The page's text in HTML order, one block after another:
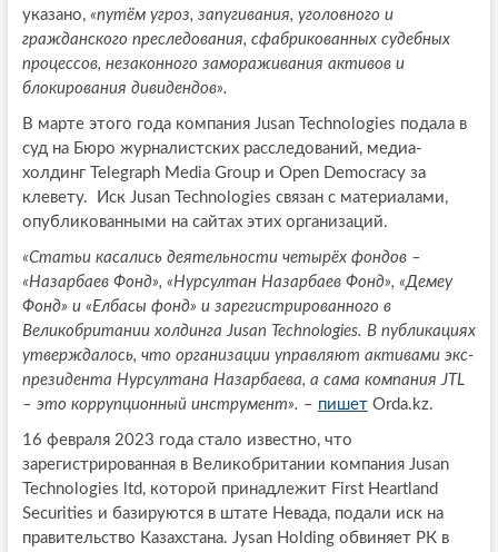
указано, «путём угроз, запугивания, уголовного и
гражданского преследования, сфабрикованных судебных
процессов, незаконного замораживания активов и
блокирования дивидендов».
В марте этого года компания Jusan Technologies подала в
суд на Бюро журналистских расследований, медиа-
холдинг Telegraph Media Group и Open Democracy за
клевету. Иск Jusan Technologies связан с материалами,
опубликованными на сайтах этих организаций.
«Статьи касались деятельности четырёх фондов –
«Назарбаев Фонд», «Нурсултан Назарбаев Фонд», «Демеу
Фонд» и «Елбасы фонд» и зарегистрированного в
Великобритании холдинга Jusan Technologies. В публикациях
утверждалось, что организации управляют активами экс-
президента Нурсултана Назарбаева, а сама компания JTL
– это коррупционный инструмент». – пишетOrda.kz.
16 февраля 2023 года стало известно, что
зарегистрированная в Великобритании компания Jusan
Technologies ltd, которой принадлежит First Heartland
Securities и базируются в штате Невада, подали иск на
правительство Казахстана. Jysan Holding обвиняет РК в